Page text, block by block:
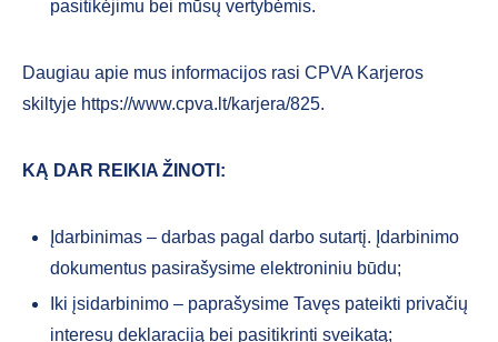
pasitikėjimu bei mūsų vertybėmis.
Daugiau apie mus informacijos rasi CPVA Karjeros
skiltyje https://www.cpva.lt/karjera/825.
KĄ DAR REIKIA ŽINOTI:
Įdarbinimas – darbas pagal darbo sutartį. Įdarbinimo
dokumentus pasirašysime elektroniniu būdu;
Iki įsidarbinimo – paprašysime Tavęs pateikti privačių
interesų deklaraciją bei pasitikrinti sveikatą;